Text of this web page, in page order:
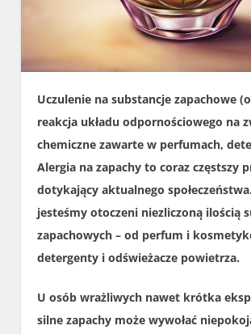
Uczulenie na substancje zapachowe
reakcja układu odpornościowego na
chemiczne zawarte w perfumach,
Alergia na zapachy to coraz częstszy
dotykający aktualnego
jesteśmy otoczeni niezliczoną ilością
zapachowych – od perfum i
detergenty i odświeżacze powietrza.
U osób wrażliwych nawet krótka
silne zapachy może wywołać